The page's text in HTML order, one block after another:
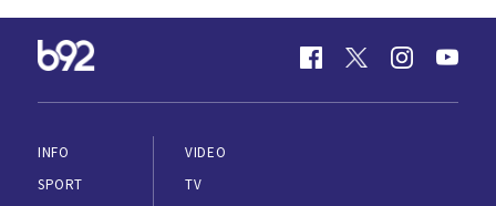
INFO
SPORT
VIDEO
TV